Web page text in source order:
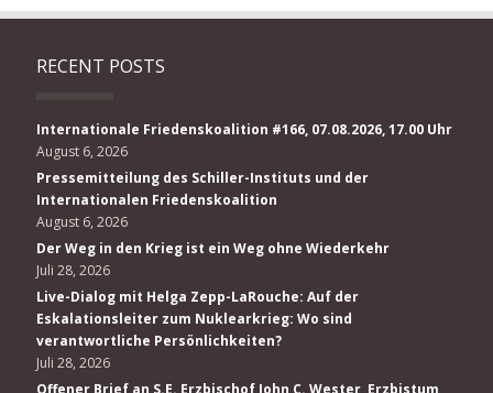
RECENT POSTS
Internationale Friedenskoalition #166, 07.08.2026, 17.00 Uhr
August 6, 2026
Pressemitteilung des Schiller-Instituts und der
Internationalen Friedenskoalition
August 6, 2026
Der Weg in den Krieg ist ein Weg ohne Wiederkehr
Juli 28, 2026
Live-Dialog mit Helga Zepp-LaRouche: Auf der
Eskalationsleiter zum Nuklearkrieg: Wo sind
verantwortliche Persönlichkeiten?
Juli 28, 2026
Offener Brief an S.E. Erzbischof John C. Wester, Erzbistum